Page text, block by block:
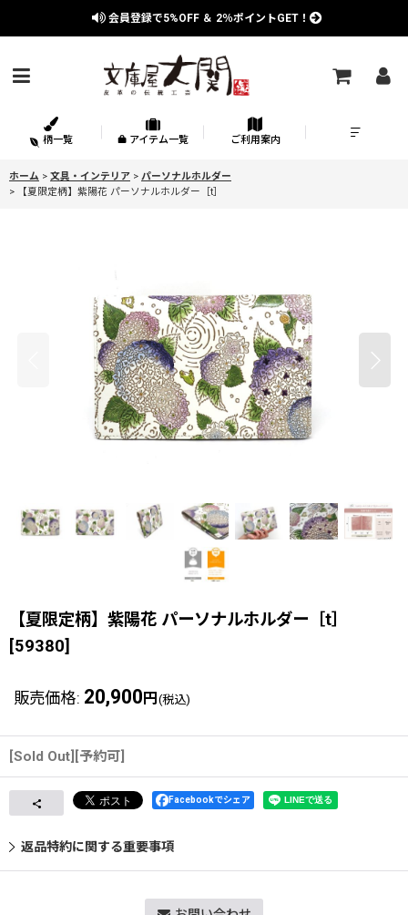
会員登録で5%OFF ＆ 2％ポイントGET！
柄一覧 アイテム一覧 ご利用案内
ホーム > 文具・インテリア > パーソナルホルダー
>
【夏限定柄】紫陽花 パーソナルホルダー［t］
【夏限定柄】紫陽花 パーソナルホルダー［t］
[59380]
販売価格: 20,900 円 (税込)
[Sold Out][予約可]
Facebookでシェア
返品特約に関する重要事項